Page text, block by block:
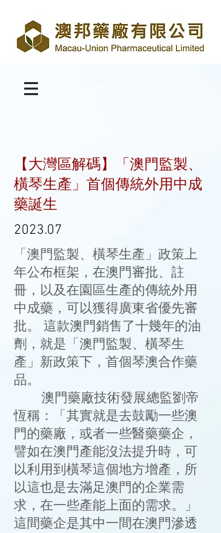
【大灣區解碼】「澳門監製、
橫琴生產」首個傳統外用中成
藥誕生
2023.07
「澳門監製、橫琴生產」政策上
年公布框架，在澳門審批、註
冊，以及在園區生產的傳統外用
中成藥，可以獲得廣東省優先審
批。 這款澳門銷售了十幾年的油
劑，就是「澳門監製、橫琴生
產」新政策下，首個琴澳合作藥
品。
澳門藥廠技術發展總監劉帝
恆稱：「其實就是去鼓勵一些澳
門的藥廠，或者一些醫藥藥企，
譬如在澳門產能沒法提升時，可
以利用到橫琴這個地方增產，所
以這也是去滿足澳門的企業需
求，在一些產能上面的需求。」
這間藥企是其中一間在澳門滲透